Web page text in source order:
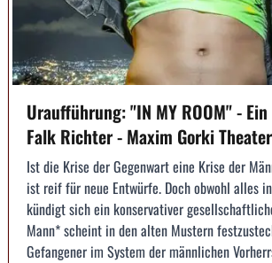
Uraufführung: "IN MY ROOM" -
Falk Richter - Maxim Gorki
Ist die Krise der Gegenwart eine Krise der
ist reif für neue Entwürfe. Doch obwohl alles
kündigt sich ein konservativer
Mann* scheint in den alten Mustern
Gefangener im System der männlichen